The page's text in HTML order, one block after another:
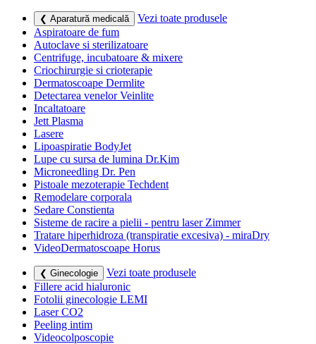
❮ Aparatură medicală
Vezi toate produsele
Aspiratoare de fum
Autoclave si sterilizatoare
Centrifuge, incubatoare & mixere
Criochirurgie si crioterapie
Dermatoscoape Dermlite
Detectarea venelor Veinlite
Incaltatoare
Jett Plasma
Lasere
Lipoaspiratie BodyJet
Lupe cu sursa de lumina Dr.Kim
Microneedling Dr. Pen
Pistoale mezoterapie Techdent
Remodelare corporala
Sedare Constienta
Sisteme de racire a pielii - pentru laser Zimmer
Tratare hiperhidroza (transpiratie excesiva) - miraDry
VideoDermatoscoape Horus
❮ Ginecologie
Vezi toate produsele
Fillere acid hialuronic
Fotolii ginecologie LEMI
Laser CO2
Peeling intim
Videocolposcopie